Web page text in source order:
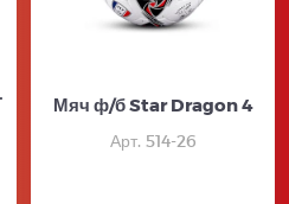
Мяч ф/б Star Dragon 4
Арт. 514-26